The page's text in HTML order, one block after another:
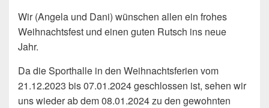
Wir (Angela und Dani) wünschen allen ein frohes
Weihnachtsfest und einen guten Rutsch ins neue
Jahr.
Da die Sporthalle in den Weihnachtsferien vom
21.12.2023 bis 07.01.2024 geschlossen ist, sehen wir
uns wieder ab dem 08.01.2024 zu den gewohnten